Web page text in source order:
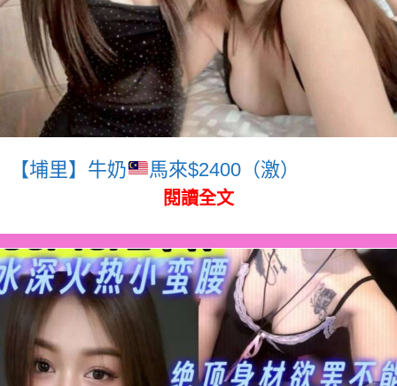
【埔里】牛奶 馬來$2400（激）
閱讀全文